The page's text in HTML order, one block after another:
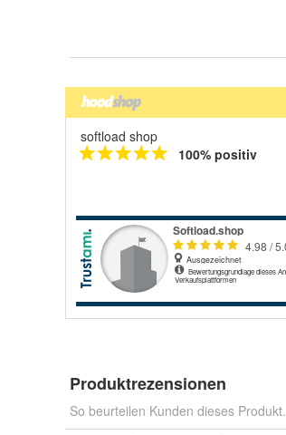
softload shop
100% positiv
Produktrezensionen
So beurteilen Kunden dieses Produkt.